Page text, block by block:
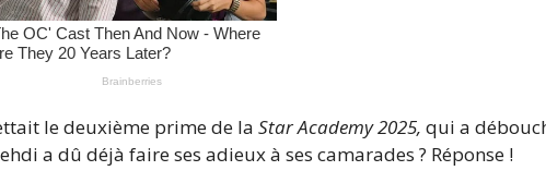
le deuxième prime de la Star Academy 2025, qui a
a dû déjà faire ses adieux à ses camarades ? Réponse !